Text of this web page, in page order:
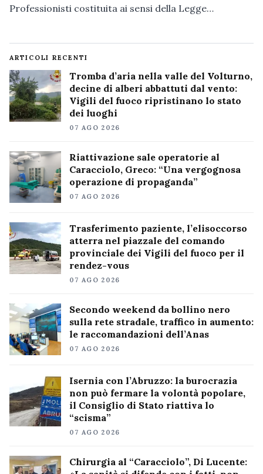
Professionisti costituita ai sensi della Legge…
ARTICOLI RECENTI
Tromba d’aria nella valle del Volturno,
decine di alberi abbattuti dal vento:
Vigili del fuoco ripristinano lo stato
dei luoghi
07 AGO 2026
Riattivazione sale operatorie al
Caracciolo, Greco: “Una vergognosa
operazione di propaganda”
07 AGO 2026
Trasferimento paziente, l’elisoccorso
atterra nel piazzale del comando
provinciale dei Vigili del fuoco per il
rendez-vous
07 AGO 2026
Secondo weekend da bollino nero
sulla rete stradale, traffico in aumento:
le raccomandazioni dell’Anas
07 AGO 2026
Isernia con l’Abruzzo: la burocrazia
non può fermare la volontà popolare,
il Consiglio di Stato riattiva lo
“scisma”
07 AGO 2026
Chirurgia al “Caracciolo”, Di Lucente: